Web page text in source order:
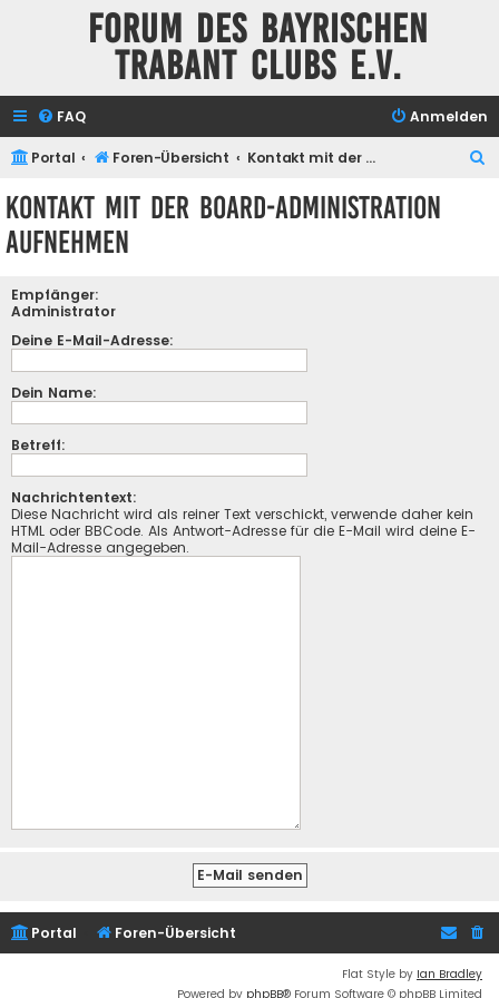
Forum des Bayrischen
Trabant Clubs e.V.
FAQ Anmelden
Portal Foren-Übersicht Kontakt mit der Board-Administration aufnehmen
Kontakt mit der Board-Administration
aufnehmen
Empfänger:
Administrator
Deine E-Mail-Adresse:
Dein Name:
Betreff:
Nachrichtentext:
Diese Nachricht wird als reiner Text verschickt, verwende daher kein
HTML oder BBCode. Als Antwort-Adresse für die E-Mail wird deine E-
Mail-Adresse angegeben.
Portal Foren-Übersicht
Flat Style by Ian Bradley
Powered by phpBB® Forum Software © phpBB Limited